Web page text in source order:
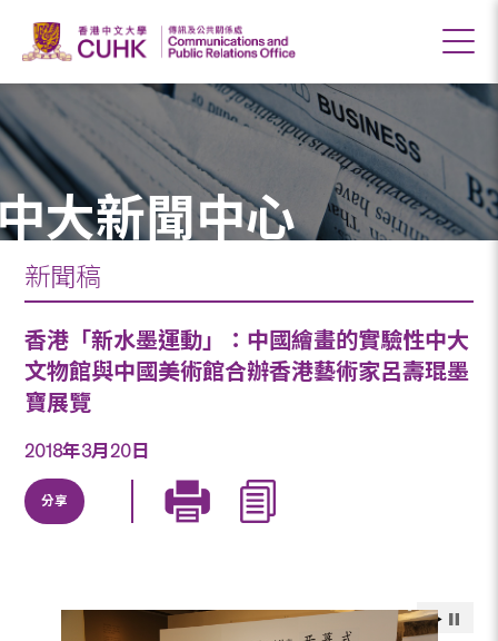
大新聞中心
新聞稿
香港「新水墨運動」：中國繪畫的實驗性中大
文物館與中國美術館合辦香港藝術家呂壽琨墨
寶展覽
2018年3月20日
分享